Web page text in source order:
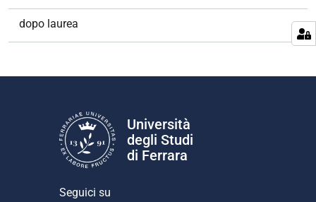
dopo laurea
Università
degli Studi
di Ferrara
Seguici su